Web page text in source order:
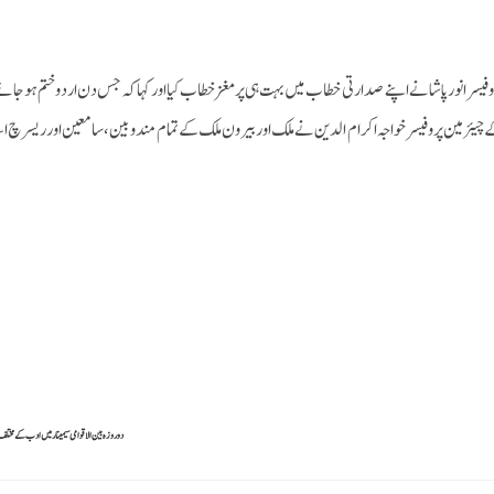
پروفیسر خواجہ اکرام الدین نے ملک اور بیرون ملک کے تمام مندوبین، سامعین اور ریسرچ
دوروزہ بین الاقوامی سیمینار میں ادب کے